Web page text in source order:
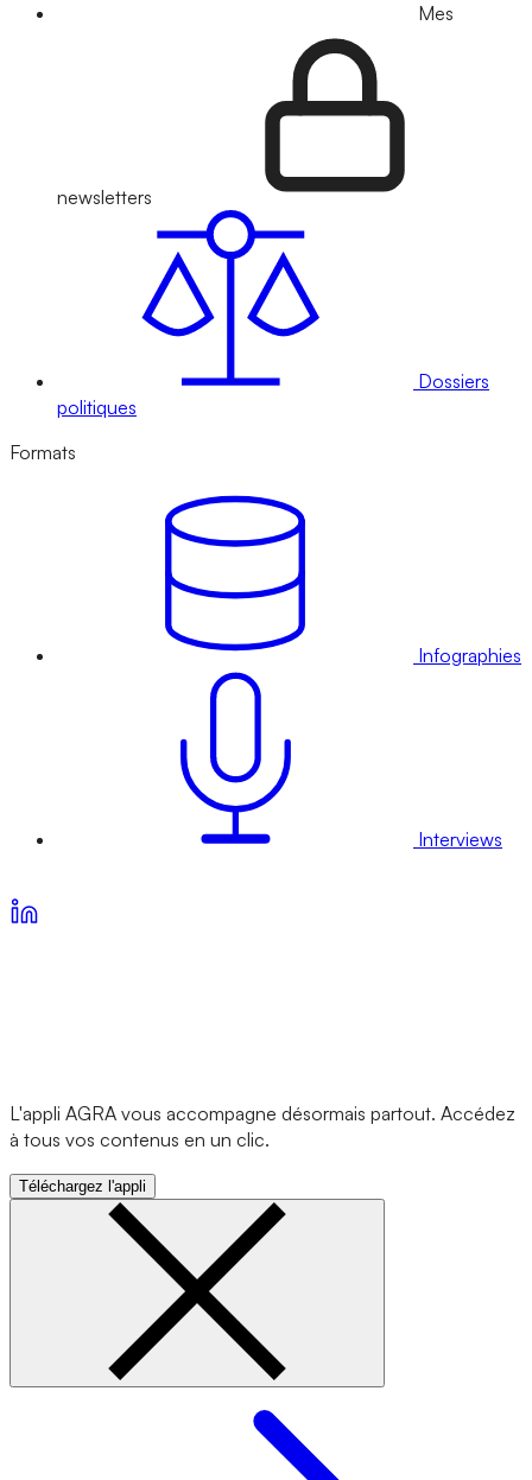
Mes
newsletters
Dossiers
politiques
Formats
Infographies
Interviews
L'appli AGRA vous accompagne désormais partout. Accédez
à tous vos contenus en un clic.
Téléchargez l'appli